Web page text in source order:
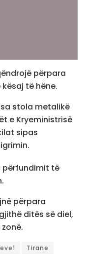
përpara
të hëne.
stola metalikë
e Kryeministrisë
sipas
përfundimit të
përpara
ditës së diel,
Tirane